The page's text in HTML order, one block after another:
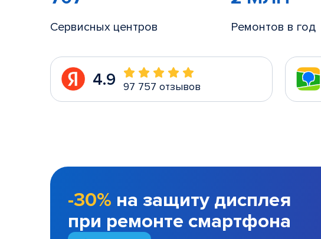
Сервисных центров Ремонтов в год
4.9 97 757 отзывов
-30% на защиту дисплея
при ремонте смартфона